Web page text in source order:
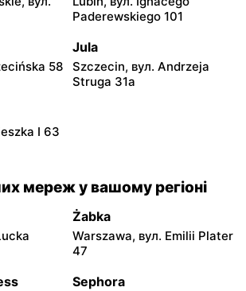
Paderewskiego 101
58
Jula
Szczecin, вул. Andrzeja
Struga 31a
I 63
мереж у вашому регіоні
Żabka
Warszawa, вул. Emilii Plater
47
Sephora